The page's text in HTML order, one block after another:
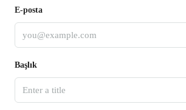
E-posta
Başlık